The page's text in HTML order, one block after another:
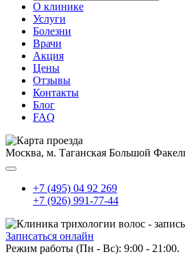
О клинике
Услуги
Болезни
Врачи
Акция
Цены
Отзывы
Контакты
Блог
FAQ
Москва, м. Таганская Большой
+7 (495) 04 92 269
+7 (926) 991-77-44
Записаться онлайн
Режим работы (Пн - Вс): 9:00 - 21:00.